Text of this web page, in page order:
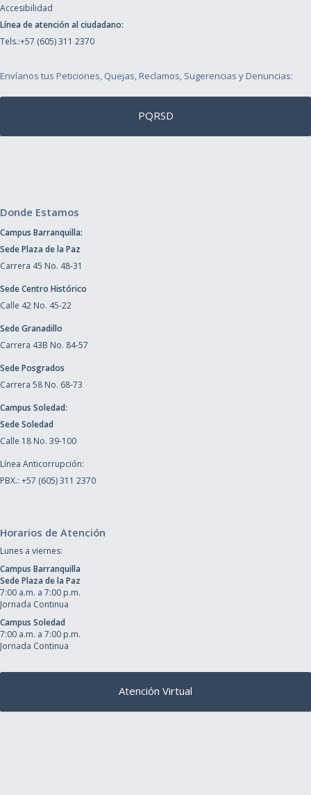
Accesibilidad
Línea de atención al ciudadano:
Tels.:+57 (605) 311 2370
Envíanos tus Peticiones, Quejas, Reclamos, Sugerencias y Denuncias:
PQRSD
Donde Estamos
Campus Barranquilla:
Sede Plaza de la Paz
Carrera 45 No. 48-31
Sede Centro Histórico
Calle 42 No. 45-22
Sede Granadillo
Carrera 43B No. 84-57
Sede Posgrados
Carrera 58 No. 68-73
Campus Soledad:
Sede Soledad
Calle 18 No. 39-100
Línea Anticorrupción:
PBX.: +57 (605) 311 2370
Horarios de Atención
Lunes a viernes:
Campus Barranquilla
Sede Plaza de la Paz
7:00 a.m. a 7:00 p.m.
Jornada Continua
Campus Soledad
7:00 a.m. a 7:00 p.m.
Jornada Continua
Atención Virtual